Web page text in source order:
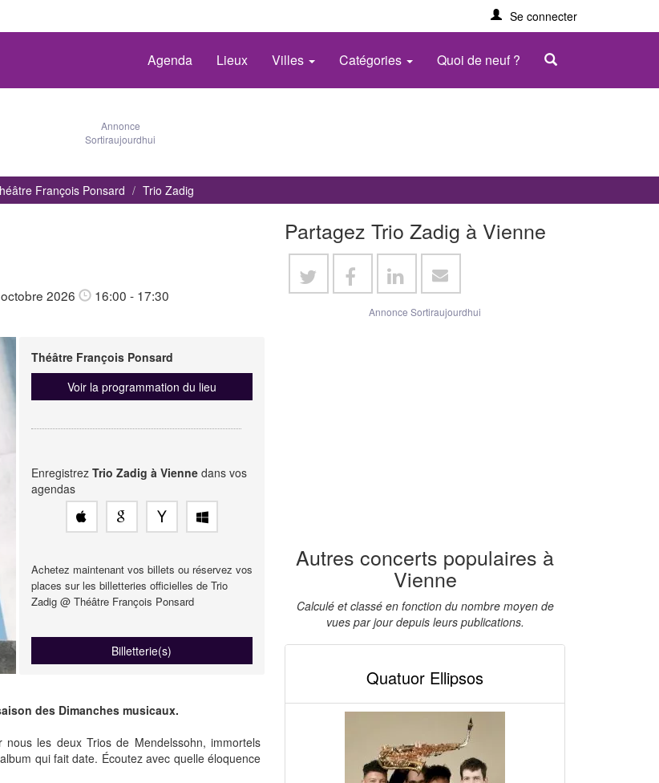
Se connecter
Agenda Lieux Villes Catégories Quoi de neuf ?
Annonce
Sortiraujourdhui
François Ponsard Trio Zadig
2026 16:00 - 17:30
Théâtre François Ponsard
Voir la programmation du lieu
Enregistrez Trio Zadig à Viennedans vos
agendas
Achetez maintenant vos billets ou réservez vos
places sur les billetteries officielles de Trio
Zadig @ Théâtre François Ponsard
Billetterie(s)
des Dimanches musicaux.
les deux Trios de Mendelssohn, immortels
qui fait date. Écoutez avec quelle éloquence
Partagez Trio Zadig à Vienne
Annonce Sortiraujourdhui
Autres concerts populaires à
Vienne
Calculé et classé en fonction du nombre moyen de
vues par jour depuis leurs publications.
Quatuor Ellipsos